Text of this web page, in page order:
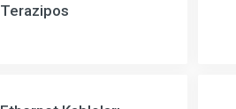
Terazipos